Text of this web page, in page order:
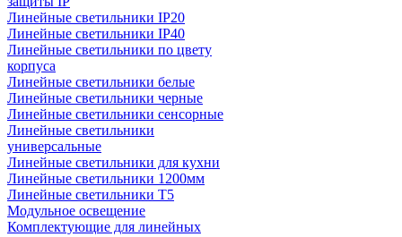
Линейные светильники IP20
Линейные светильники IP40
Линейные светильники по цвету
корпуса
Линейные светильники белые
Линейные светильники черные
Линейные светильники сенсорные
Линейные светильники
универсальные
Линейные светильники для кухни
Линейные светильники 1200мм
Линейные светильники Т5
Модульное освещение
Комплектующие для линейных